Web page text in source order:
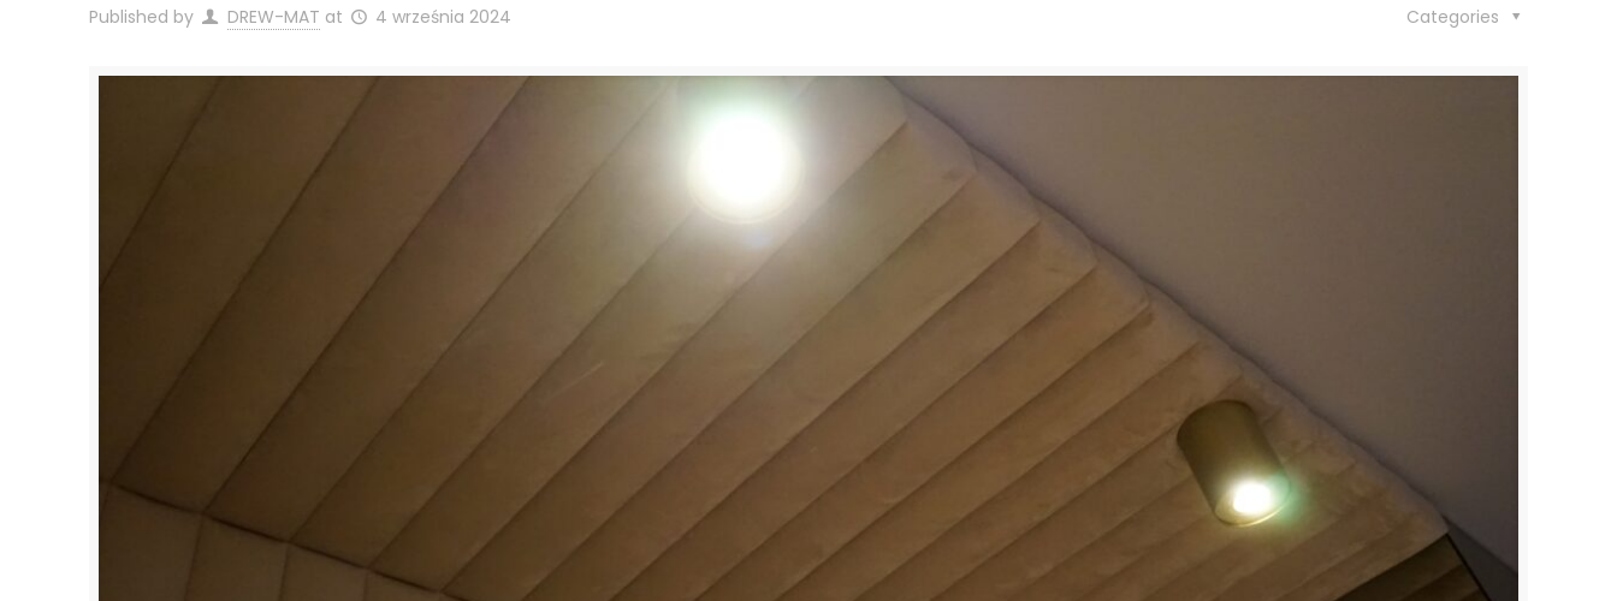
Published by DREW-MAT at 4 września 2024 Categories